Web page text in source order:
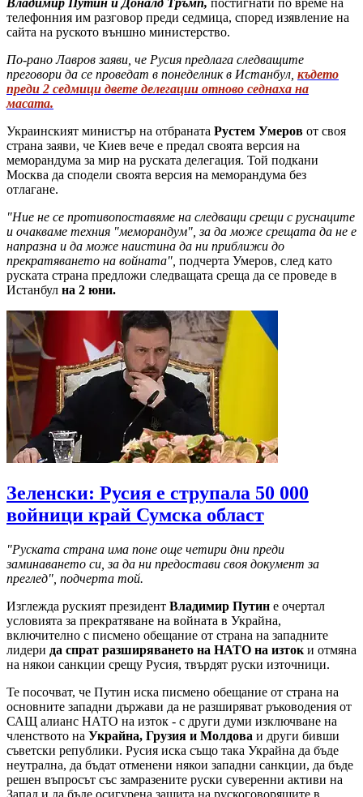
Владимир Путин и Доналд Тръмп, постигнати по време на
телефонния им разговор преди седмица, според изявление на
сайта на руското външно министерство.
По-рано Лавров заяви, че Русия предлага следващите
преговори да се проведат в понеделник в Истанбул, където
преди 2 седмици двете делегации отново седнаха на
масата.
Украинският министър на отбраната Рустем Умеров от своя
страна заяви, че Киев вече е предал своята версия на
меморандума за мир на руската делегация. Той подкани
Москва да сподели своята версия на меморандума без
отлагане.
"Ние не се противопоставяме на следващи срещи с руснаците
и очакваме техния "меморандум", за да може срещата да не е
напразна и да може наистина да ни приближи до
прекратяването на войната", подчерта Умеров, след като
руската страна предложи следващата среща да се проведе в
Истанбул на 2 юни.
Зеленски: Русия е струпала 50 000
войници край Сумска област
"Руската страна има поне още четири дни преди
заминаването си, за да ни предостави своя документ за
преглед", подчерта той.
Изглежда руският президент Владимир Путин е очертал
условията за прекратяване на войната в Украйна,
включително с писмено обещание от страна на западните
лидери да спрат разширяването на НАТО на изток и отмяна
на някои санкции срещу Русия, твърдят руски източници.
Те посочват, че Путин иска писмено обещание от страна на
основните западни държави да не разширяват ръководения от
САЩ алианс НАТО на изток - с други думи изключване на
членството на Украйна, Грузия и Молдова и други бивши
съветски републики. Русия иска също така Украйна да бъде
неутрална, да бъдат отменени някои западни санкции, да бъде
решен въпросът със замразените руски суверенни активи на